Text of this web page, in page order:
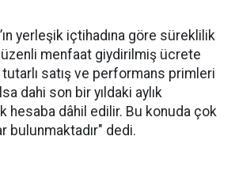
yerleşik içtihadına göre süreklilik
menfaat giydirilmiş ücrete
satış ve performans primleri
dahi son bir yıldaki aylık
hesaba dâhil edilir. Bu konuda çok
bulunmaktadır" dedi.